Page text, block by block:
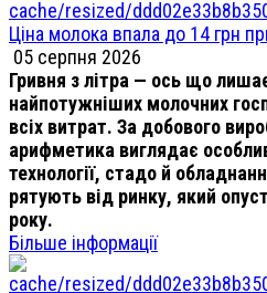
Ціна молока впала до 14 грн
05 серпня 2026
Гривня з літра — ось що
найпотужніших молочних
всіх витрат. За добового
арифметика виглядає
технології, стадо й
рятують від ринку, який
року.
Більше інформації